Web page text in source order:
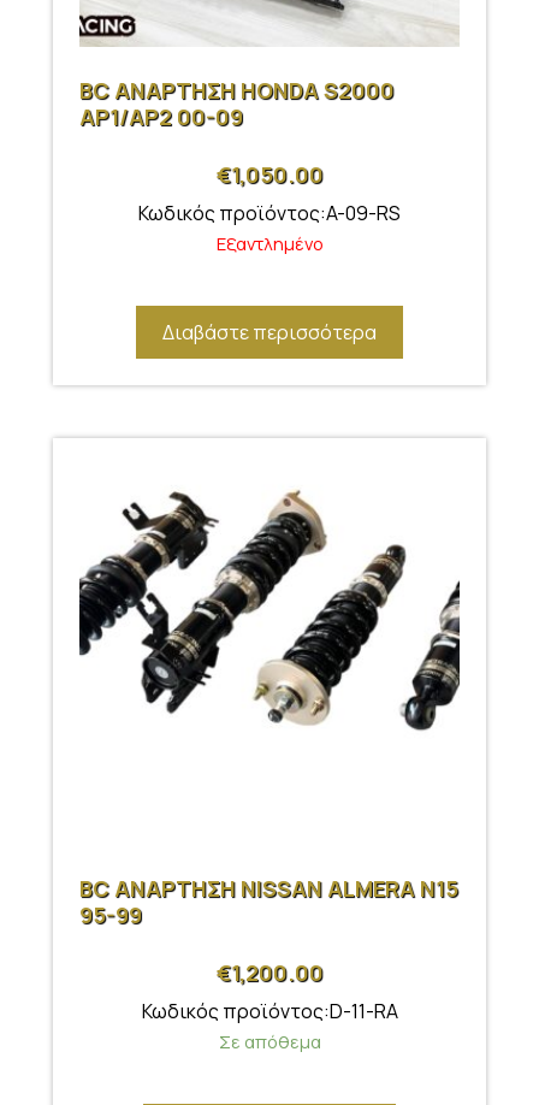
BC ΑΝΑΡΤΗΣΗ HONDA S2000
AP1/AP2 00-09
€1,050.00
Κωδικός προϊόντος:A-09-RS
Εξαντλημένο
Διαβάστε περισσότερα
BC ΑΝΑΡΤΗΣΗ NISSAN ALMERA N15
95-99
€1,200.00
Κωδικός προϊόντος:D-11-RA
Σε απόθεμα